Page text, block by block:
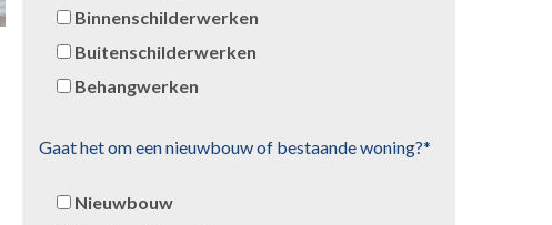
Binnenschilderwerken
Buitenschilderwerken
Behangwerken
Gaat het om een nieuwbouw of bestaande woning?*
Nieuwbouw